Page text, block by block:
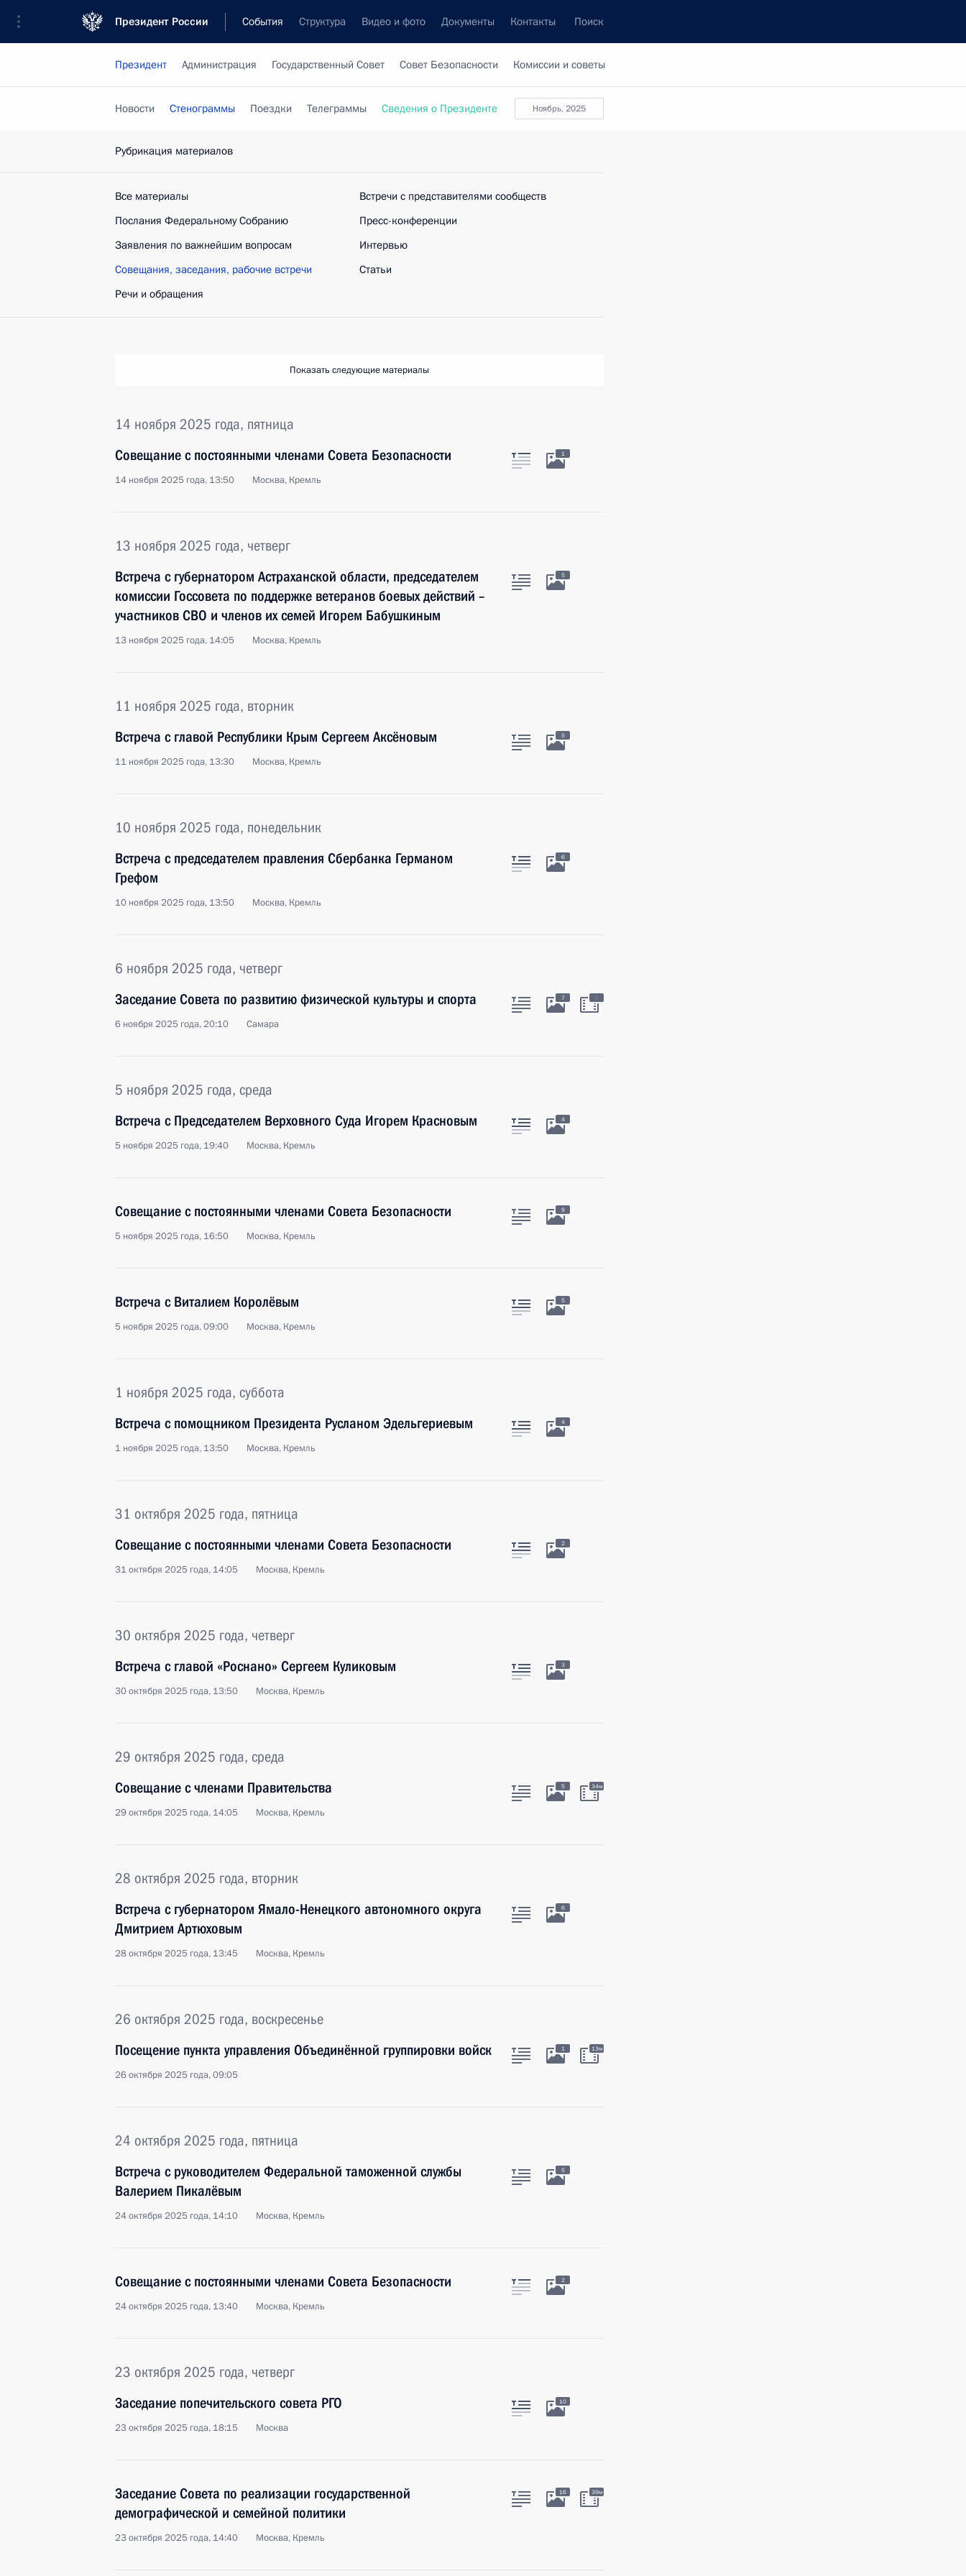
Президент России События Структура Видео и фото Документы Контакты Поиск
Президент Администрация Государственный Совет Совет Безопасности Комиссии и советы
ноябрь, 2025
Новости Стенограммы Поездки Телеграммы Сведения о Президенте
Рубрикация материалов
Все материалы
Послания Федеральному Собранию
Заявления по важнейшим вопросам
Совещания, заседания, рабочие встречи
Речи и обращения
Встречи с представителями сообществ
Пресс-конференции
Интервью
Статьи
Показать следующие материалы
14 ноября 2025 года, пятница
Совещание с постоянными членами Совета Безопасности
14 ноября 2025 года, 13:50 Москва, Кремль
1
13 ноября 2025 года, четверг
Встреча с губернатором Астраханской области, председателем
комиссии Госсовета по поддержке ветеранов боевых действий –
участников СВО и членов их семей Игорем Бабушкиным
13 ноября 2025 года, 14:05 Москва, Кремль
5
11 ноября 2025 года, вторник
Встреча с главой Республики Крым Сергеем Аксёновым
11 ноября 2025 года, 13:30 Москва, Кремль
5
10 ноября 2025 года, понедельник
Встреча с председателем правления Сбербанка Германом
Грефом
10 ноября 2025 года, 13:50 Москва, Кремль
6
6 ноября 2025 года, четверг
Заседание Совета по развитию физической культуры и спорта
6 ноября 2025 года, 20:10 Самара
7 :
5 ноября 2025 года, среда
Встреча с Председателем Верховного Суда Игорем Красновым
5 ноября 2025 года, 19:40 Москва, Кремль
4
Совещание с постоянными членами Совета Безопасности
5 ноября 2025 года, 16:50 Москва, Кремль
9
Встреча с Виталием Королёвым
5 ноября 2025 года, 09:00 Москва, Кремль
5
1 ноября 2025 года, суббота
Встреча с помощником Президента Русланом Эдельгериевым
1 ноября 2025 года, 13:50 Москва, Кремль
4
31 октября 2025 года, пятница
Совещание с постоянными членами Совета Безопасности
31 октября 2025 года, 14:05 Москва, Кремль
2
30 октября 2025 года, четверг
Встреча с главой «Роснано» Сергеем Куликовым
30 октября 2025 года, 13:50 Москва, Кремль
3
29 октября 2025 года, среда
Совещание с членами Правительства
29 октября 2025 года, 14:05 Москва, Кремль
5 34м
28 октября 2025 года, вторник
Встреча с губернатором Ямало-Ненецкого автономного округа
Дмитрием Артюховым
28 октября 2025 года, 13:45 Москва, Кремль
6
26 октября 2025 года, воскресенье
Посещение пункта управления Объединённой группировки войск
26 октября 2025 года, 09:05
1 13м
24 октября 2025 года, пятница
Встреча с руководителем Федеральной таможенной службы
Валерием Пикалёвым
24 октября 2025 года, 14:10 Москва, Кремль
5
Совещание с постоянными членами Совета Безопасности
24 октября 2025 года, 13:40 Москва, Кремль
2
23 октября 2025 года, четверг
Заседание попечительского совета РГО
23 октября 2025 года, 18:15 Москва
10
Заседание Совета по реализации государственной
демографической и семейной политики
23 октября 2025 года, 14:40 Москва, Кремль
16 39м